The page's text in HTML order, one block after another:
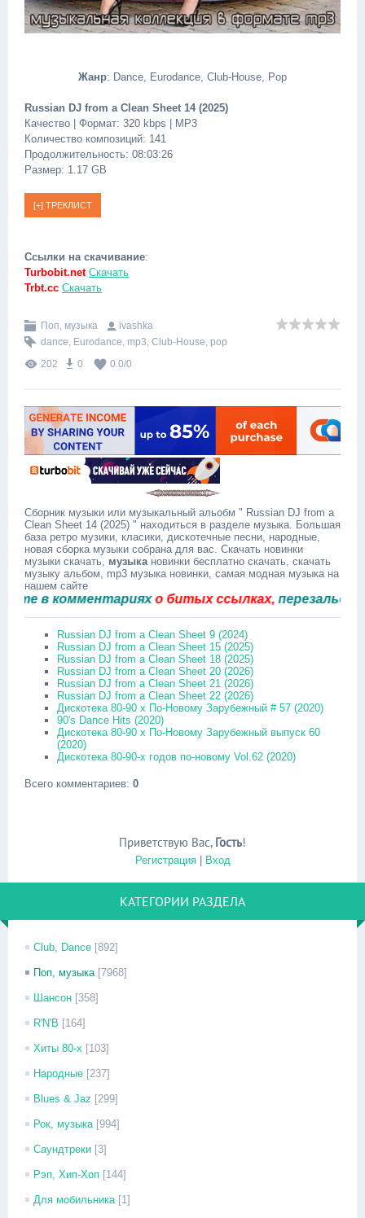
Жанр: Dance, Eurodance, Club-House, Pop
Russian DJ from a Clean Sheet 14 (2025)
Качество | Формат: 320 kbps | MP3
Количество композиций: 141
Продолжительность: 08:03:26
Размер: 1.17 GB
Ссылки на скачивание:
Turbobit.net Скачать
Trbt.cc Скачать
Поп, музыка
ivashka
dance, Eurodance, mp3, Club-House, pop
202
0 0.0/0
Сборник музыки или музыкальный альобм " Russian DJ from a
Clean Sheet 14 (2025) " находиться в разделе музыка. Большая
база ретро музики, класики, дискотечные песни, народные,
новая сборка музыки собрана для вас. Скачать новинки
музыки скачать, музыкановинки бесплатно скачать, скачать
музыку альбом, mp3 музыка новинки, самая модная музыка на
нашем сайте
в комментарияхо битых ссылках,перезальём
Russian DJ from a Clean Sheet 9 (2024)
Russian DJ from a Clean Sheet 15 (2025)
Russian DJ from a Clean Sheet 18 (2025)
Russian DJ from a Clean Sheet 20 (2026)
Russian DJ from a Clean Sheet 21 (2026)
Russian DJ from a Clean Sheet 22 (2026)
Дискотека 80-90 х По-Новому Зарубежный # 57 (2020)
90's Dance Hits (2020)
Дискотека 80-90 х По-Новому Зарубежный выпуск 60
(2020)
Дискотека 80-90-х годов по-новому Vol.62 (2020)
Всего комментариев: 0
Приветствую Вас, Гость!
Регистрация| Вход
КАТЕГОРИИ РАЗДЕЛА
Club, Dance [892]
Поп, музыка [7968]
Шансон [358]
R'N'B [164]
Хиты 80-х [103]
Народные [237]
Blues & Jaz [299]
Рок, музыка [994]
Саундтреки [3]
Рэп, Хип-Хоп [144]
Для мобильника [1]